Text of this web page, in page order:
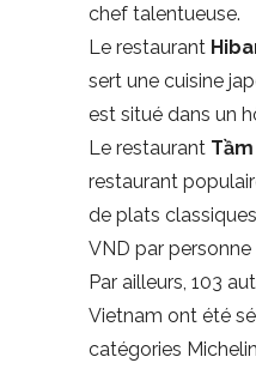
chef talentueuse.
Le restaurant
sert une cuisine
est situé dans un
Le restaurant Tầm
restaurant
de plats
VND par personne
Par ailleurs, 103
Vietnam ont été
catégories